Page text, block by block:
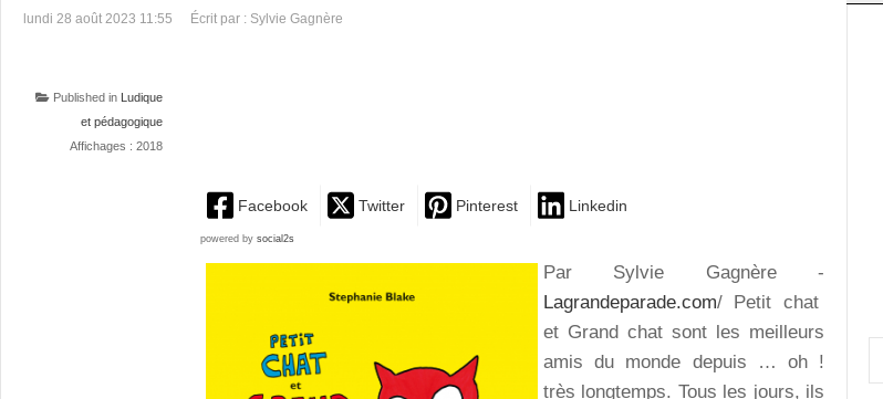
lundi 28 août 2023 11:55 Écrit par : Sylvie Gagnère
Published in
Ludique
et pédagogique
Affichages : 2018
Facebook Twitter Pinterest Linkedin
powered by social2s
Par Sylvie Gagnère -
Lagrandeparade.com/ Petit chat
et Grand chat sont les meilleurs
amis du monde depuis … oh !
très longtemps. Tous les jours, ils